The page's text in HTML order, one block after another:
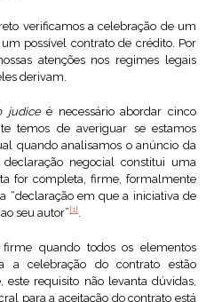
verificamos a celebração de um
possível contrato de crédito. Por
atenções nos regimes legais
derivam.
judiceé necessário abordar cinco
temos de averiguar se estamos
quando analisamos o anúncio da
negocial constitui uma
for completa, firme, formalmente
“declaração em que a iniciativa de
seu autor”[1].
quando todos os elementos
a celebração do contrato estão
este requisito não levanta dúvidas,
para a aceitação do contrato está